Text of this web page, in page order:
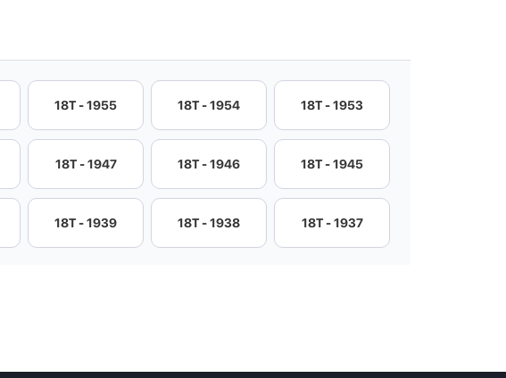
18T - 1955 18T - 1954 18T - 1953
18T - 1947 18T - 1946 18T - 1945
18T - 1939 18T - 1938 18T - 1937